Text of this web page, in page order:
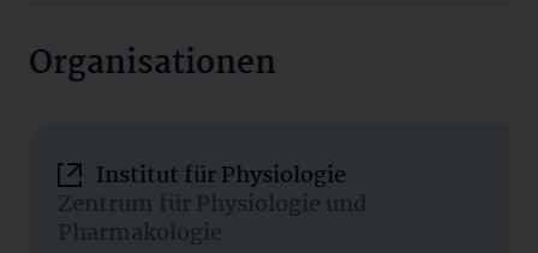
Organisationen
Institut für Physiologie
Zentrum für Physiologie und
Pharmakologie